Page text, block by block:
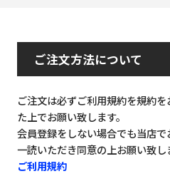
ご注文方法について
ご注文は必ずご利用規約を規約
た上でお願い致します。
会員登録をしない場合でも当店
一読いただき同意の上お願い致し
ご利用規約